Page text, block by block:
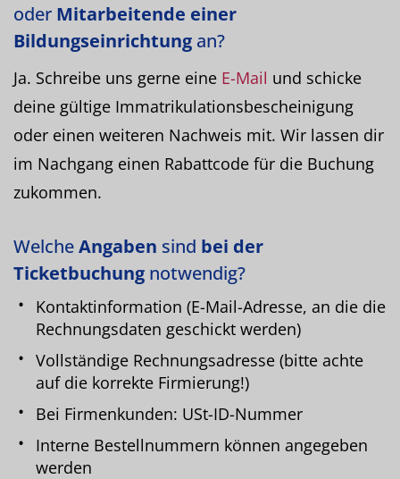
oder Mitarbeitende einer
Bildungseinrichtung an?
Ja. Schreibe uns gerne eine E-Mail und schicke
deine gültige Immatrikulationsbescheinigung
oder einen weiteren Nachweis mit. Wir lassen dir
im Nachgang einen Rabattcode für die Buchung
zukommen.
WelcheAngaben sind bei der
Ticketbuchung notwendig?
Kontaktinformation (E-Mail-Adresse, an die die
Rechnungsdaten geschickt werden)
Vollständige Rechnungsadresse (bitte achte
auf die korrekte Firmierung!)
Bei Firmenkunden: USt-ID-Nummer
Interne Bestellnummern können angegeben
werden